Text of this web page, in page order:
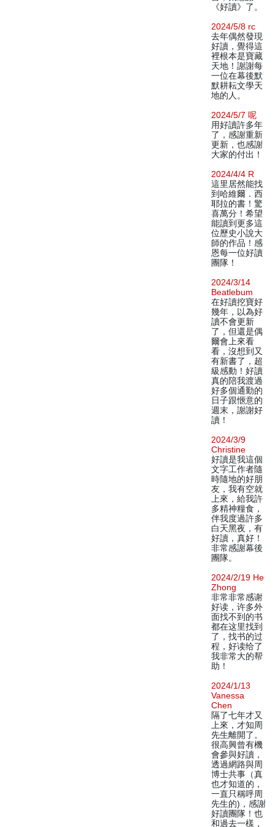
《好讀》了。
2024/5/8 rc
去年偶然發現
好讀，覺得這
裡根本是寶藏
天地！謝謝每
一位在幕後默
默耕耘文學天
地的人。
2024/5/7 呢
用好讀許多年
了，感謝重新
更新，也感謝
大家的付出！
2024/4/4 R
這里居然能找
到哈維爾．西
耶拉的書！驚
喜萬分！希望
能讀到更多這
位歷史小說大
師的作品！感
恩每一位好讀
團隊！
2024/3/14
Beatlebum
在好讀挖寶好
幾年，以為好
讀不會更新
了，但還是偶
爾會上來看
看，沒想到又
有新書了，超
級感動！好讀
真的陪我渡過
好多個通勤的
日子跟愜意的
週末，謝謝好
讀！
2024/3/9
Christine
好讀是我這個
文字工作者隨
時隨地的好朋
友，我有空就
上來，給我許
多精神糧食，
伴我度過許多
白天黑夜，有
好讀，真好！
非常感謝幕後
團隊。
2024/2/19 He
Zhong
非常非常感谢
好读，许多外
面找不到的书
都在这里找到
了，找书的过
程，好读给了
我非常大的帮
助！
2024/1/13
Vanessa
Chen
隔了七年才又
上來，才知周
先生離開了。
很高興曾有機
會參與好讀，
透過網路與周
博士共事（真
也才知道的，
一直只稱呼周
先生的)，感謝
好讀團隊！也
和過去一樣，